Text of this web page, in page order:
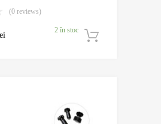
(0 reviews)
2 în stoc